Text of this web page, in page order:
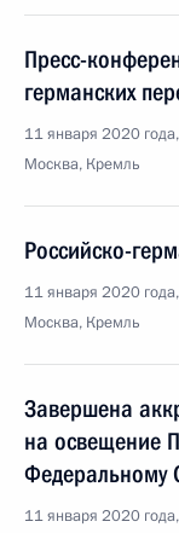
Пресс-
германских
11 января 2020
Москва, Кремль
Российско-
11 января 2020
Москва, Кремль
Завершена
на освещение
Федеральному
11 января 2020